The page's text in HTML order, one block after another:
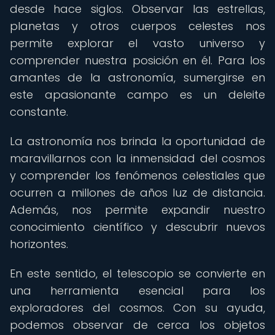
desde hace siglos. Observar las estrellas,
planetas y otros cuerpos celestes nos
permite explorar el vasto universo y
comprender nuestra posición en él. Para los
amantes de la astronomía, sumergirse en
este apasionante campo es un deleite
constante.
La astronomía nos brinda la oportunidad de
maravillarnos con la inmensidad del cosmos
y comprender los fenómenos celestiales que
ocurren a millones de años luz de distancia.
Además, nos permite expandir nuestro
conocimiento científico y descubrir nuevos
horizontes.
En este sentido, el telescopio se convierte en
una herramienta esencial para los
exploradores del cosmos. Con su ayuda,
podemos observar de cerca los objetos